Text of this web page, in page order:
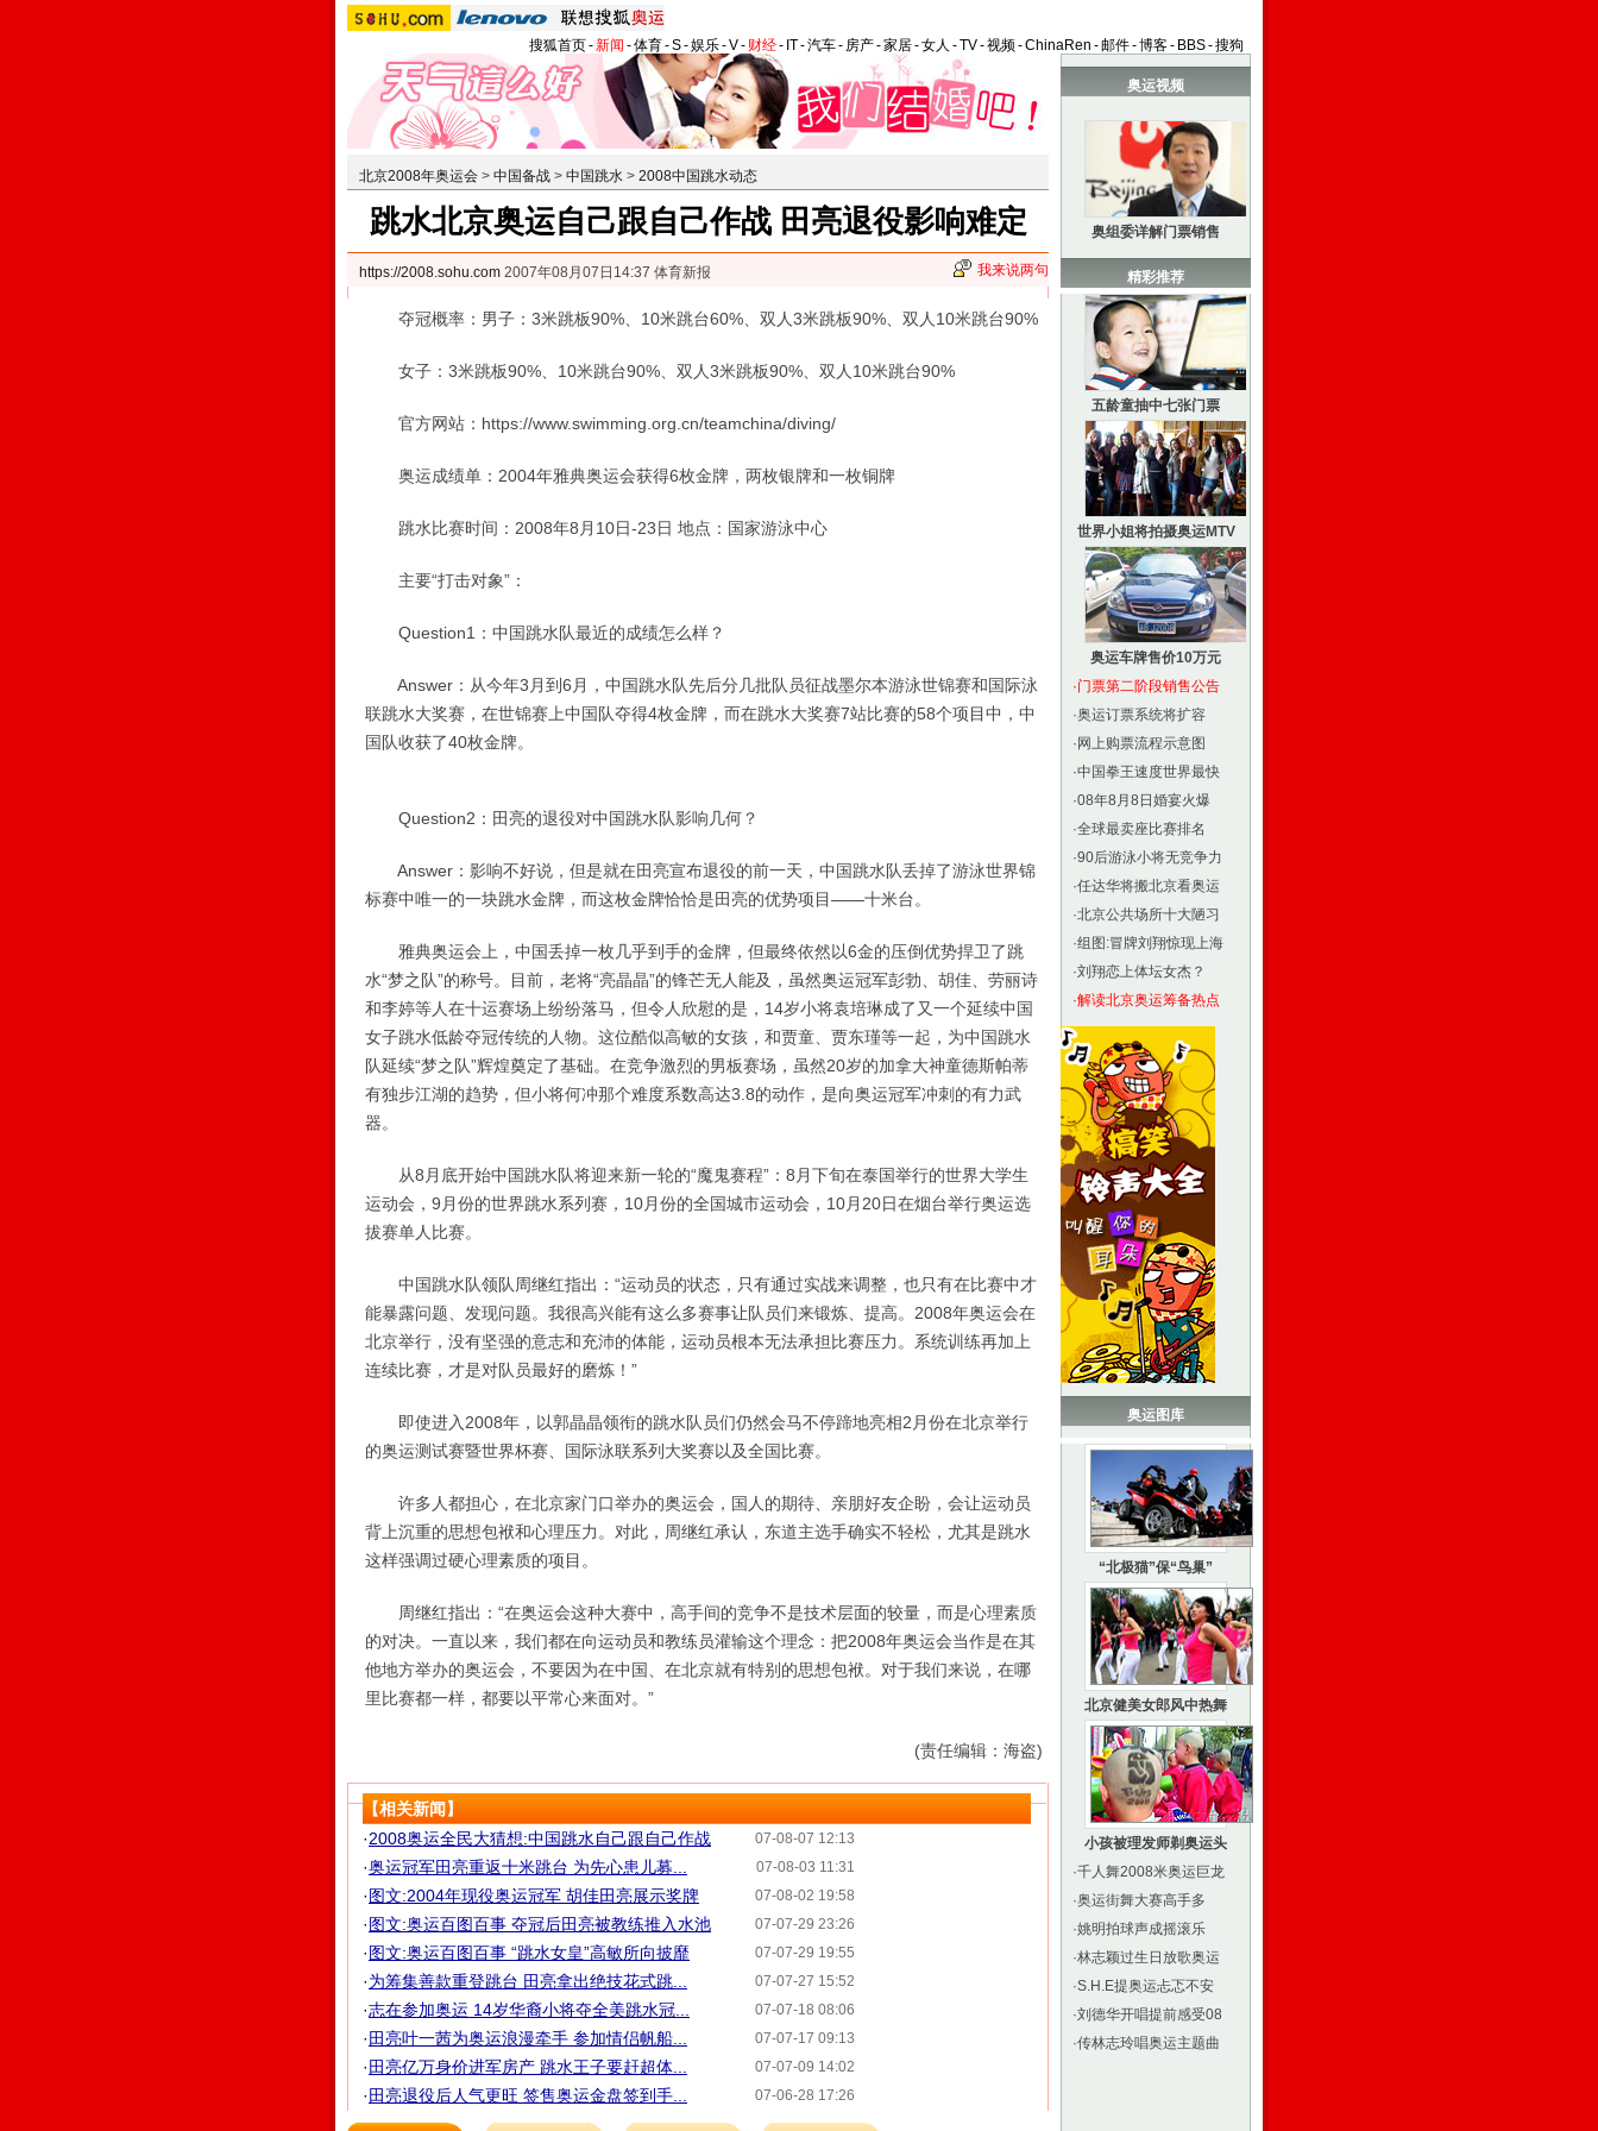
搜狐首页-新闻 -体育-S-娱乐-V- 财经- IT-汽车- 房产-家居-女人 -TV-视频-ChinaRen -邮件-博客- BBS-搜狗
北京2008年奥运会 > 中国备战 > 中国跳水 > 2008中国跳水动态
跳水北京奥运自己跟自己作战 田亮退役影响难定
https://2008.sohu.com 2007年08月07日14:37 体育新报 我来说两句
夺冠概率：男子：3米跳板90%、10米跳台60%、双人3米跳板90%、双人10米跳台90%
女子：3米跳板90%、10米跳台90%、双人3米跳板90%、双人10米跳台90%
官方网站：https://www.swimming.org.cn/teamchina/diving/
奥运成绩单：2004年雅典奥运会获得6枚金牌，两枚银牌和一枚铜牌
跳水比赛时间：2008年8月10日-23日 地点：国家游泳中心
主要“打击对象”：
Question1：中国跳水队最近的成绩怎么样？
Answer：从今年3月到6月，中国跳水队先后分几批队员征战墨尔本游泳世锦赛和国际泳
联跳水大奖赛，在世锦赛上中国队夺得4枚金牌，而在跳水大奖赛7站比赛的58个项目中，中
国队收获了40枚金牌。
Question2：田亮的退役对中国跳水队影响几何？
Answer：影响不好说，但是就在田亮宣布退役的前一天，中国跳水队丢掉了游泳世界锦
标赛中唯一的一块跳水金牌，而这枚金牌恰恰是田亮的优势项目——十米台。
雅典奥运会上，中国丢掉一枚几乎到手的金牌，但最终依然以6金的压倒优势捍卫了跳
水“梦之队”的称号。目前，老将“亮晶晶”的锋芒无人能及，虽然奥运冠军彭勃、胡佳、劳丽诗
和李婷等人在十运赛场上纷纷落马，但令人欣慰的是，14岁小将袁培琳成了又一个延续中国
女子跳水低龄夺冠传统的人物。这位酷似高敏的女孩，和贾童、贾东瑾等一起，为中国跳水
队延续“梦之队”辉煌奠定了基础。在竞争激烈的男板赛场，虽然20岁的加拿大神童德斯帕蒂
有独步江湖的趋势，但小将何冲那个难度系数高达3.8的动作，是向奥运冠军冲刺的有力武
器。
从8月底开始中国跳水队将迎来新一轮的“魔鬼赛程”：8月下旬在泰国举行的世界大学生
运动会，9月份的世界跳水系列赛，10月份的全国城市运动会，10月20日在烟台举行奥运选
拔赛单人比赛。
中国跳水队领队周继红指出：“运动员的状态，只有通过实战来调整，也只有在比赛中才
能暴露问题、发现问题。我很高兴能有这么多赛事让队员们来锻炼、提高。2008年奥运会在
北京举行，没有坚强的意志和充沛的体能，运动员根本无法承担比赛压力。系统训练再加上
连续比赛，才是对队员最好的磨炼！”
即使进入2008年，以郭晶晶领衔的跳水队员们仍然会马不停蹄地亮相2月份在北京举行
的奥运测试赛暨世界杯赛、国际泳联系列大奖赛以及全国比赛。
许多人都担心，在北京家门口举办的奥运会，国人的期待、亲朋好友企盼，会让运动员
背上沉重的思想包袱和心理压力。对此，周继红承认，东道主选手确实不轻松，尤其是跳水
这样强调过硬心理素质的项目。
周继红指出：“在奥运会这种大赛中，高手间的竞争不是技术层面的较量，而是心理素质
的对决。一直以来，我们都在向运动员和教练员灌输这个理念：把2008年奥运会当作是在其
他地方举办的奥运会，不要因为在中国、在北京就有特别的思想包袱。对于我们来说，在哪
里比赛都一样，都要以平常心来面对。”
(责任编辑：海盗)
【相关新闻】
07-08-07 12:13
·2008奥运全民大猜想:中国跳水自己跟自己作战
07-08-03 11:31
·奥运冠军田亮重返十米跳台 为先心患儿募...
07-08-02 19:58
·图文:2004年现役奥运冠军 胡佳田亮展示奖牌
07-07-29 23:26
·图文:奥运百图百事 夺冠后田亮被教练推入水池
07-07-29 19:55
·图文:奥运百图百事 “跳水女皇”高敏所向披靡
07-07-27 15:52
·为筹集善款重登跳台 田亮拿出绝技花式跳...
07-07-18 08:06
·志在参加奥运 14岁华裔小将夺全美跳水冠...
07-07-17 09:13
· 田亮叶一茜为奥运浪漫牵手 参加情侣帆船...
07-07-09 14:02
· 田亮亿万身价进军房产 跳水王子要赶超体...
07-06-28 17:26
· 田亮退役后人气更旺 签售奥运金盘签到手...
奥运视频
奥组委详解门票销售
精彩推荐
五龄童抽中七张门票
世界小姐将拍摄奥运MTV
奥运车牌售价10万元
·门票第二阶段销售公告
·奥运订票系统将扩容
· 网上购票流程示意图
·中国拳王速度世界最快
·08年8月8日婚宴火爆
·全球最卖座比赛排名
·90后游泳小将无竞争力
·任达华将搬北京看奥运
·北京公共场所十大陋习
·组图:冒牌刘翔惊现上海
·刘翔恋上体坛女杰？
·解读北京奥运筹备热点
奥运图库
“北极猫”保“鸟巢”
北京健美女郎风中热舞
小孩被理发师剃奥运头
·千人舞2008米奥运巨龙
·奥运街舞大赛高手多
·姚明拍球声成摇滚乐
·林志颖过生日放歌奥运
·S.H.E提奥运忐忑不安
·刘德华开唱提前感受08
·传林志玲唱奥运主题曲